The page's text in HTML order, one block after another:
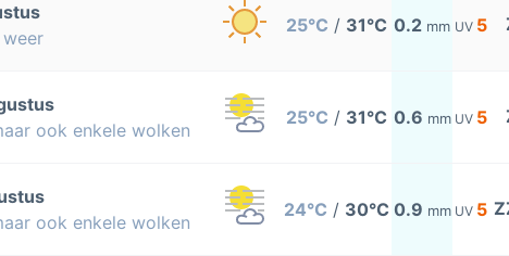
25°C / 31°C 0.2 mm UV 5
ook enkele wolken
25°C / 31°C 0.6 mm UV 5
ook enkele wolken
24°C / 30°C 0.9 mm UV 5